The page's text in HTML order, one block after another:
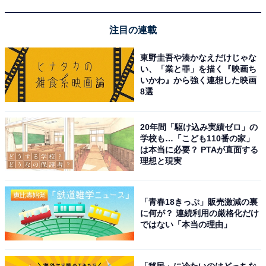
注目の連載
東野圭吾や湊かなえだけじゃな
い、「業と罪」を描く『映画ち
いかわ』から強く連想した映画
8選
20年間「駆け込み実績ゼロ」の
学校も…「こども110番の家」
は本当に必要？ PTAが直面する
理想と現実
「青春18きっぷ」販売激減の裏
に何が？ 連続利用の厳格化だけ
ではない「本当の理由」